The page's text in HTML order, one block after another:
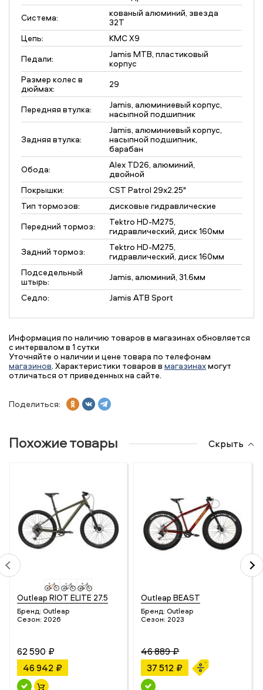
Система:
кованый алюминий, звезда
32T
Цепь:
KMC X9
Педали:
Jamis MTB, пластиковый
корпус
Размер колес в
дюймах:
29
Передняя втулка:
Jamis, алюминиевый корпус,
насыпной подшипник
Задняя втулка:
Jamis, алюминиевый корпус,
насыпной подшипник,
барабан
Обода:
Alex TD26, алюминий,
двойной
Покрышки:
CST Patrol 29x2.25"
Тип тормозов:
дисковые гидравлические
Передний тормоз:
Tektro HD-M275,
гидравлический, диск 160мм
Задний тормоз:
Tektro HD-M275,
гидравлический, диск 160мм
Подседельный
штырь:
Jamis, алюминий, 31.6мм
Седло:
Jamis ATB Sport
Информация по наличию товаров в магазинах обновляется
с интервалом в 1 сутки
Уточняйте о наличии и цене товара по телефонам
магазинов. Характеристики товаров в магазинахмогут
отличаться от приведенных на сайте.
Поделиться:
Похожие товары Скрыть
Outleap RIOT ELITE 27.5
Бренд: Outleap
Сезон: 2026
62 590 ₽
46 942 ₽
Outleap BEAST
Бренд: Outleap
Сезон: 2023
46 889 ₽
37 512 ₽